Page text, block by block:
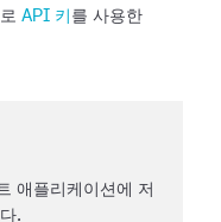
API 키 를 사용한
애플리케이션에 저
.